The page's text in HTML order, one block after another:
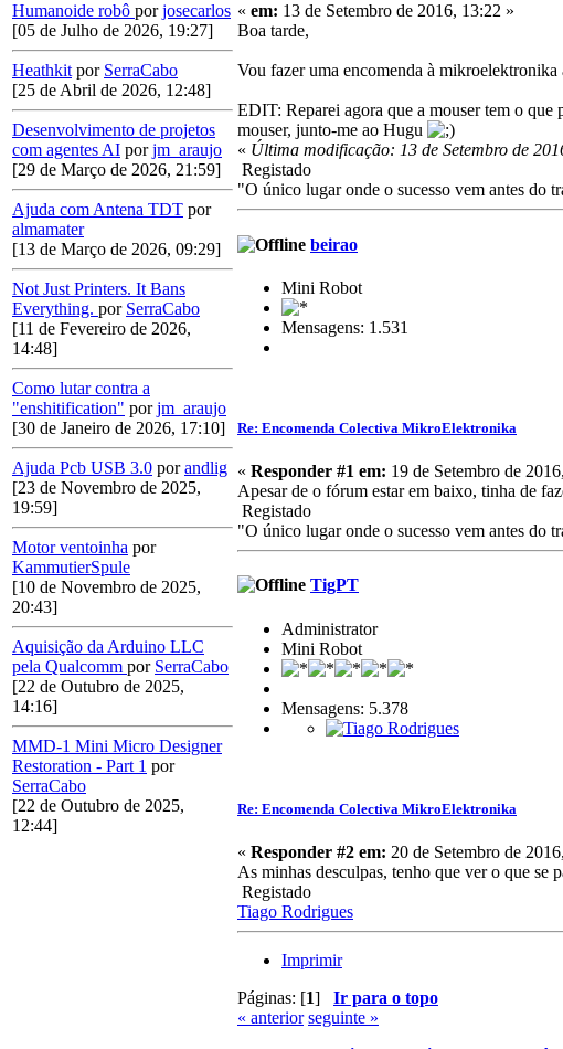
Humanoide robô porjosecarlos
[05 de Julho de 2026, 19:27]
Heathkit por SerraCabo
[25 de Abril de 2026, 12:48]
Desenvolvimento de projetos
com agentes AI porjm_araujo
[29 de Março de 2026, 21:59]
Ajuda com Antena TDT por
almamater
[13 de Março de 2026, 09:29]
Not Just Printers. It Bans
Everything. por SerraCabo
[11 de Fevereiro de 2026,
14:48]
Como lutar contra a
"enshitification" porjm_araujo
[30 de Janeiro de 2026, 17:10]
Ajuda Pcb USB 3.0 porandlig
[23 de Novembro de 2025,
19:59]
Motor ventoinha por
KammutierSpule
[10 de Novembro de 2025,
20:43]
Aquisição da Arduino LLC
pela Qualcomm por SerraCabo
[22 de Outubro de 2025,
14:16]
MMD-1 Mini Micro Designer
Restoration - Part 1 por
SerraCabo
[22 de Outubro de 2025,
12:44]
« em: 13 de Setembro de 2016, 13:22 »
Boa tarde,
Vou fazer uma encomenda à
EDIT: Reparei agora que a mouser tem o que
mouser, junto-me ao Hugu
« Última modificação: 13 de Setembro de
Registado
"O único lugar onde o sucesso vem antes do
beirao
Mini Robot
Mensagens: 1.531
Re: Encomenda Colectiva MikroElektronika
« Responder #1 em: 19 de Setembro de
Apesar de o fórum estar em baixo, tinha de
Registado
"O único lugar onde o sucesso vem antes do
TigPT
Administrator
Mini Robot
Mensagens: 5.378
Re: Encomenda Colectiva MikroElektronika
« Responder #2 em: 20 de Setembro de
As minhas desculpas, tenho que ver o que se
Registado
Tiago Rodrigues
Imprimir
Páginas: [1] Ir para o topo
« anterior seguinte »